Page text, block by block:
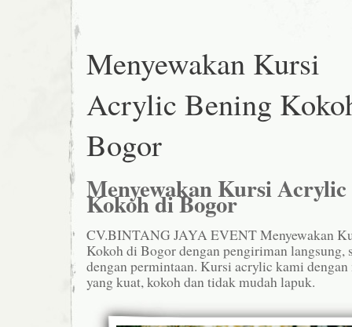
Menyewakan Kursi
Acrylic Bening
Bogor
Menyewakan Kursi
Kokoh di Bogor
CV.BINTANG JAYA EVENT Menyewakan
Kokoh di Bogor dengan pengiriman langsung,
dengan permintaan. Kursi acrylic kami
yang kuat, kokoh dan tidak mudah lapuk.